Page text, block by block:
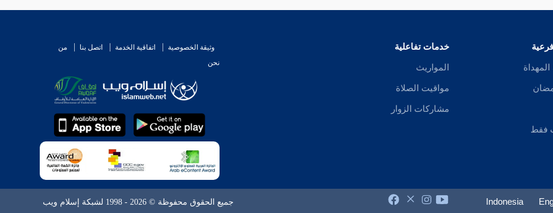
المهداة
فقط
خدمات تفاعلية
المواريث
مواقيت الصلاة
مشاركات الزوار
وثيقة الخصوصية اتفاقية الخدمة اتصل بنا
من
نحن
Indonesia جميع الحقوق محفوظة © 2026 - 1998 لشبكة إسلام ويب